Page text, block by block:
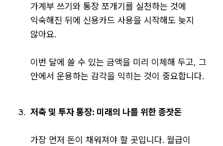
가계부 쓰기와 통장 쪼개기를 실천하는 것에
익숙해진 뒤에 신용카드 사용을 시작해도 늦지
않아요.
이번 달에 쓸 수 있는 금액을 미리 이체해 두고, 그
안에서 운용하는 감각을 익히는 것이 중요합니다.
저축 및 투자 통장: 미래의 나를 위한 종잣돈
가장 먼저 돈이 채워져야 할 곳입니다. 월급이